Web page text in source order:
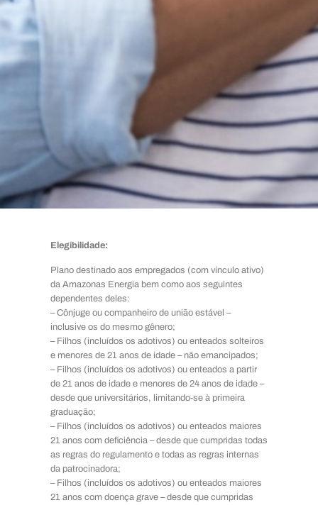
Elegibilidade:
Plano destinado aos empregados (com vínculo ativo)
da Amazonas Energia bem como aos seguintes
dependentes deles:
– Cônjuge ou companheiro de união estável –
inclusive os do mesmo gênero;
– Filhos (incluídos os adotivos) ou enteados solteiros
e menores de 21 anos de idade – não emancipados;
– Filhos (incluídos os adotivos) ou enteados a partir
de 21 anos de idade e menores de 24 anos de idade –
desde que universitários, limitando-se à primeira
graduação;
– Filhos (incluídos os adotivos) ou enteados maiores
21 anos com deficiência – desde que cumpridas todas
as regras do regulamento e todas as regras internas
da patrocinadora;
– Filhos (incluídos os adotivos) ou enteados maiores
21 anos com doença grave – desde que cumpridas